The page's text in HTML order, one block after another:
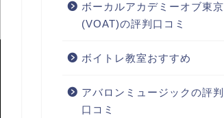
ボーカルアカデミーオブ東京
(VOAT)の評判口コミ
ボイトレ教室おすすめ
アバロンミュージックの評判
口コミ